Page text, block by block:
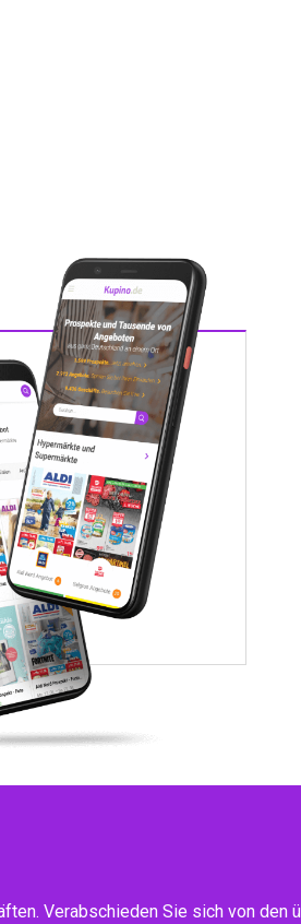
Verabschieden Sie sich von den